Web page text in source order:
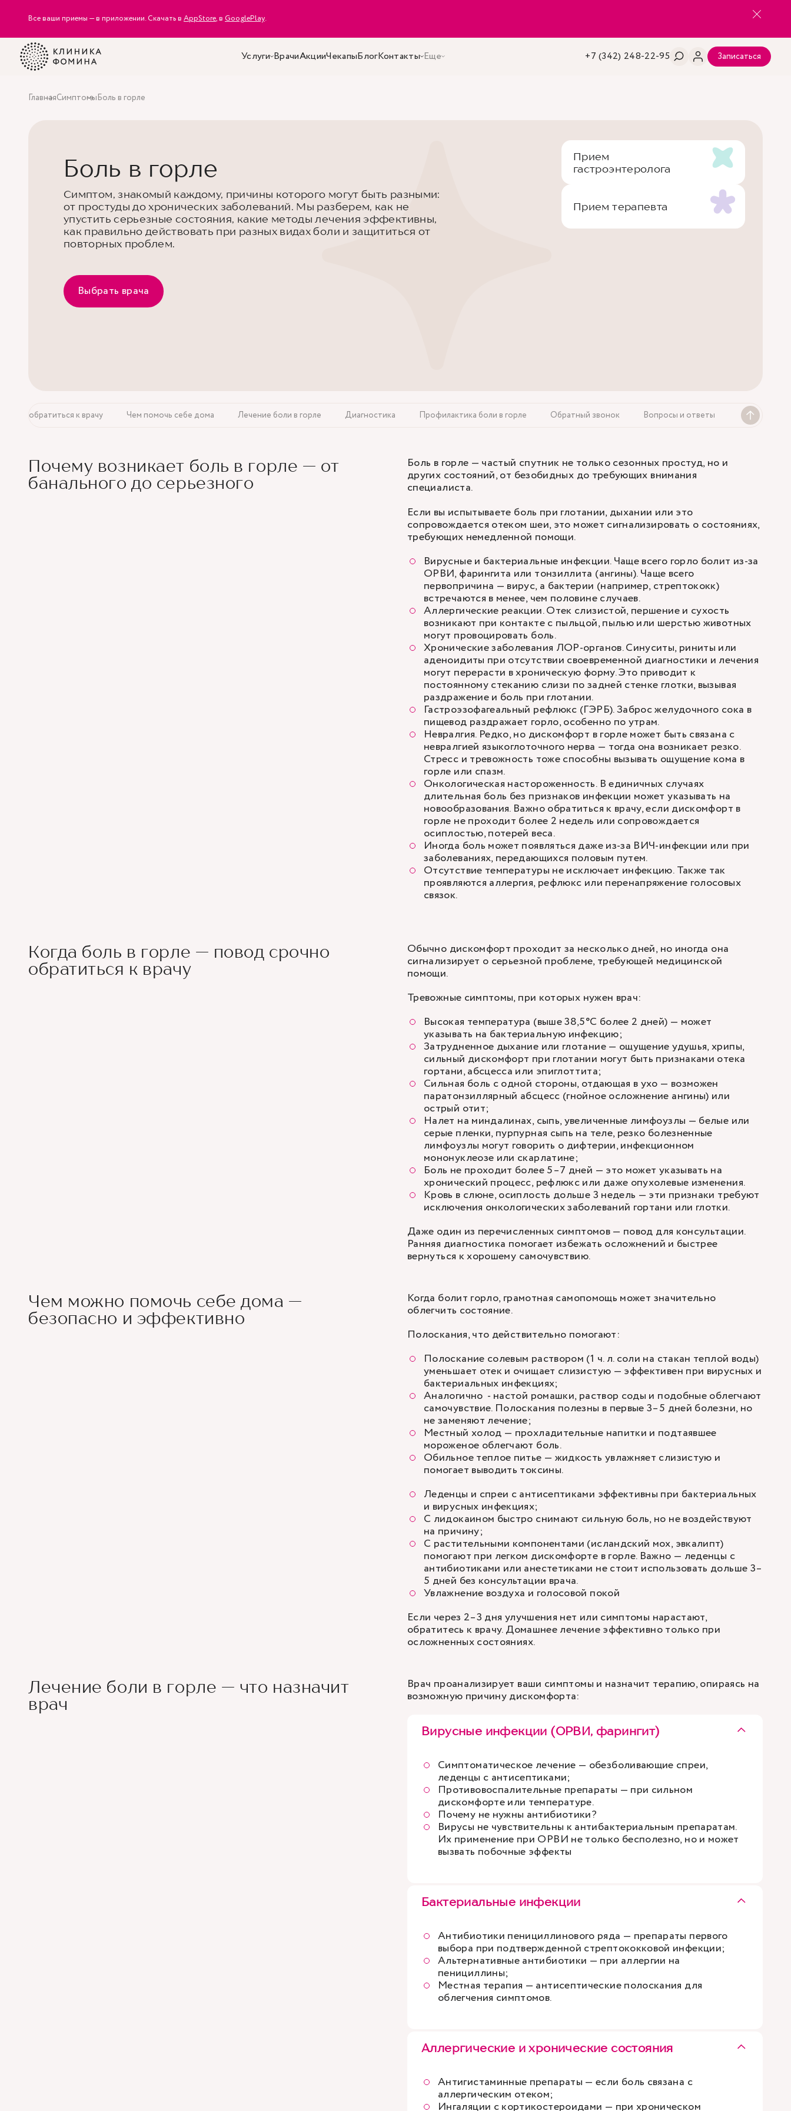
Все ваши приемы — в приложении. Скачать в AppStore, в GooglePlay.
Услуги ВрачиАкцииЧекапыБлогКонтакты Еще +7 (342) 248-22-95 Записаться
ГлавнаяСимптомыБоль в горле
Боль в горле
Симптом, знакомый каждому, причины которого могут быть разными:
от простуды до хронических заболеваний. Мы разберем, как не
упустить серьезные состояния, какие методы лечения эффективны,
как правильно действовать при разных видах боли и защититься от
повторных проблем.
Выбрать врача
Прием
гастроэнтеролога
Прием терапевта
Повод обратиться к врачу Чем помочь себе дома Лечение боли в горле Диагностика Профилактика боли в горле Обратный звонок Вопросы и ответы
Почему возникает боль в горле — от
банального до серьезного
Боль в горле — частый спутник не только сезонных простуд, но и
других состояний, от безобидных до требующих внимания
специалиста.
Если вы испытываете боль при глотании, дыхании или это
сопровождается отеком шеи, это может сигнализировать о состояниях,
требующих немедленной помощи.
Вирусные и бактериальные инфекции. Чаще всего горло болит из-за
ОРВИ, фарингита или тонзиллита (ангины). Чаще всего
первопричина — вирус, а бактерии (например, стрептококк)
встречаются в менее, чем половине случаев.
Аллергические реакции. Отек слизистой, першение и сухость
возникают при контакте с пыльцой, пылью или шерстью животных
могут провоцировать боль.
Хронические заболевания ЛОР-органов.Синуситы, риниты или
аденоидиты при отсутствии своевременной диагностики и лечения
могут перерасти в хроническую форму. Это приводит к
постоянному стеканию слизи по задней стенке глотки, вызывая
раздражение и боль при глотании.
Гастроэзофагеальный рефлюкс (ГЭРБ). Заброс желудочного сока в
пищевод раздражает горло, особенно по утрам.
Невралгия. Редко, но дискомфорт в горле может быть связана с
невралгией языкоглоточного нерва — тогда она возникает резко.
Стресс и тревожность тоже способны вызывать ощущение кома в
горле или спазм.
Онкологическая настороженность. В единичных случаях
длительная боль без признаков инфекции может указывать на
новообразования. Важно обратиться к врачу, если дискомфорт в
горле не проходит более 2 недель или сопровождается
осиплостью, потерей веса.
Иногда боль может появляться даже из-за ВИЧ-инфекции или при
заболеваниях, передающихся половым путем.
Отсутствие температуры не исключает инфекцию. Также так
проявляются аллергия, рефлюкс или перенапряжение голосовых
связок.
Когда боль в горле — повод срочно
обратиться к врачу
Обычно дискомфорт проходит за несколько дней, но иногда она
сигнализирует о серьезной проблеме, требующей медицинской
помощи.
Тревожные симптомы, при которых нужен врач:
Высокая температура (выше 38,5°C более 2 дней) — может
указывать на бактериальную инфекцию;
Затрудненное дыхание или глотание — ощущение удушья, хрипы,
сильный дискомфорт при глотании могут быть признаками отека
гортани, абсцесса или эпиглоттита;
Сильная боль с одной стороны, отдающая в ухо — возможен
паратонзиллярный абсцесс (гнойное осложнение ангины) или
острый отит;
Налет на миндалинах, сыпь, увеличенные лимфоузлы — белые или
серые пленки, пурпурная сыпь на теле, резко болезненные
лимфоузлы могут говорить о дифтерии, инфекционном
мононуклеозе или скарлатине;
Боль не проходит более 5–7 дней — это может указывать на
хронический процесс, рефлюкс или даже опухолевые изменения.
Кровь в слюне, осиплость дольше 3 недель — эти признаки требуют
исключения онкологических заболеваний гортани или глотки.
Даже один из перечисленных симптомов — повод для консультации.
Ранняя диагностика помогает избежать осложнений и быстрее
вернуться к хорошему самочувствию.
Чем можно помочь себе дома —
безопасно и эффективно
Когда болит горло, грамотная самопомощь может значительно
облегчить состояние.
Полоскания, что действительно помогают:
Полоскание солевым раствором (1 ч. л. соли на стакан теплой воды)
уменьшает отек и очищает слизистую — эффективен при вирусных и
бактериальных инфекциях;
Аналогично - настой ромашки, раствор соды и подобные облегчают
самочувствие. Полоскания полезны в первые 3–5 дней болезни, но
не заменяют лечение;
Местный холод — прохладительные напитки и подтаявшее
мороженое облегчают боль.
Обильное теплое питье — жидкость увлажняет слизистую и
помогает выводить токсины.
Леденцы и спреи с антисептиками эффективны при бактериальных
и вирусных инфекциях;
С лидокаином быстро снимают сильную боль, но не воздействуют
на причину;
С растительными компонентами (исландский мох, эвкалипт)
помогают при легком дискомфорте в горле. Важно — леденцы с
антибиотиками или анестетиками не стоит использовать дольше 3–
5 дней без консультации врача.
Увлажнение воздуха и голосовой покой
Если через 2–3 дня улучшения нет или симптомы нарастают,
обратитесь к врачу. Домашнее лечение эффективно только при
осложненных состояниях.
Лечение боли в горле — что назначит
врач
Врач проанализирует ваши симптомы и назначит терапию, опираясь на
возможную причину дискомфорта:
Вирусные инфекции (ОРВИ, фарингит)
Симптоматическое лечение — обезболивающие спреи,
леденцы с антисептиками;
Противовоспалительные препараты — при сильном
дискомфорте или температуре.
Почему не нужны антибиотики?
Вирусы не чувствительны к антибактериальным препаратам.
Их применение при ОРВИ не только бесполезно, но и может
вызвать побочные эффекты
Бактериальные инфекции
Антибиотики пенициллинового ряда — препараты первого
выбора при подтвержденной стрептококковой инфекции;
Альтернативные антибиотики — при аллергии на
пенициллины;
Местная терапия — антисептические полоскания для
облегчения симптомов.
Аллергические и хронические состояния
Антигистаминные препараты — если боль связана с
аллергическим отеком;
Ингаляции с кортикостероидами — при хроническом